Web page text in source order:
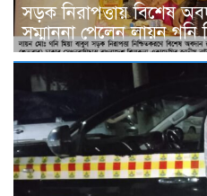
সড়ক নিরাপত্তায় বিশেষ
সম্মাননা পেলেন লায়ন গনি